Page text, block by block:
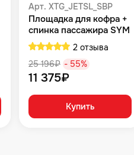
Арт. XTG_JETSL_SBP
Площадка для кофра +
спинка пассажира SYM
JET SL комплект SYM
Jet 14 200 2 отзыва
25 196₽ - 55%
11 375₽
Купить